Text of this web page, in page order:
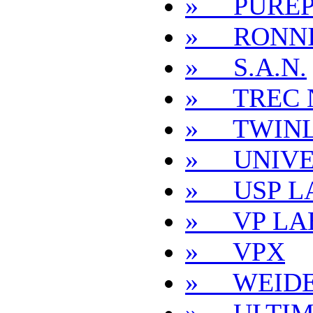
»
» S.A.N.
» TREC
»
»
» USP
» VP
» VPX
»